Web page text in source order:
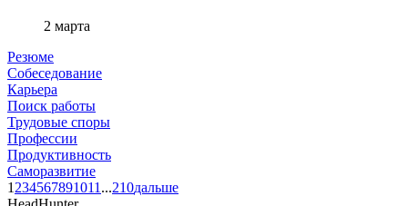
2 марта
Резюме
Собеседование
Карьера
Поиск работы
Трудовые споры
Профессии
Продуктивность
Саморазвитие
1 234567891011 ...210дальше